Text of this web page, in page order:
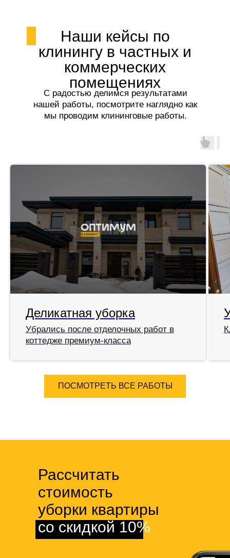
Наши кейсы по
клинингу в частных и
коммерческих
помещениях
С радостью делимся результатами
нашей работы, посмотрите наглядно как
мы проводим клининговые работы.
Деликатная уборка
Убрались после отделочных работ в
коттедже премиум-класса
ПОСМОТРЕТЬ ВСЕ РАБОТЫ
Рассчитать
стоимость
уборки квартиры
со скидкой 10%